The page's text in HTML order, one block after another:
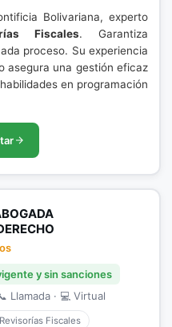
Bolivariana, experto
Fiscales. Garantiza
proceso. Su experiencia
asegura una gestión eficaz
en programación
y sin sanciones
Llamada · 💻 Virtual
Fiscales